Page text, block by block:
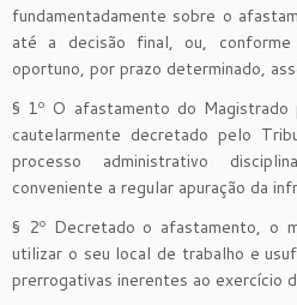
fundamentadamente sobre o
até a decisão final, ou,
oportuno, por prazo determinado,
§ 1º O afastamento do
cautelarmente decretado pelo
processo administrativo
conveniente a regular apuração da
§ 2º Decretado o afastamento, o
utilizar o seu local de trabalho e
prerrogativas inerentes ao exercício